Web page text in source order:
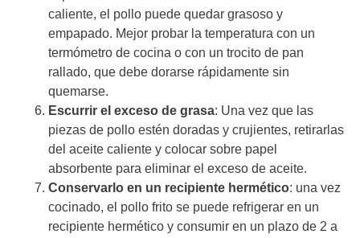
caliente, el pollo puede quedar grasoso y
empapado. Mejor probar la temperatura con un
termómetro de cocina o con un trocito de pan
rallado, que debe dorarse rápidamente sin
quemarse.
Escurrir el exceso de grasa: Una vez que las
piezas de pollo estén doradas y crujientes, retirarlas
del aceite caliente y colocar sobre papel
absorbente para eliminar el exceso de aceite.
Conservarlo en un recipiente hermético: una vez
cocinado, el pollo frito se puede refrigerar en un
recipiente hermético y consumir en un plazo de 2 a